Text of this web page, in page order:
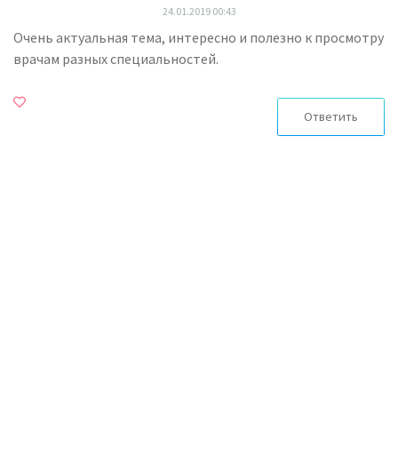
24.01.2019 00:43
Очень актуальная тема, интересно и полезно к просмотру
врачам разных специальностей.
Ответить